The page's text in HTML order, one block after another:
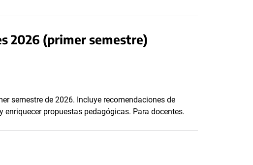
2026 (primer semestre)
semestre de 2026. Incluye recomendaciones de
propuestas pedagógicas. Para docentes.